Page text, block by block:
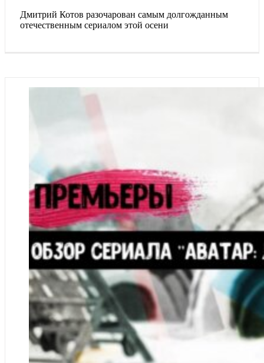
Дмитрий Котов разочарован самым долгожданным
отечественным сериалом этой осени